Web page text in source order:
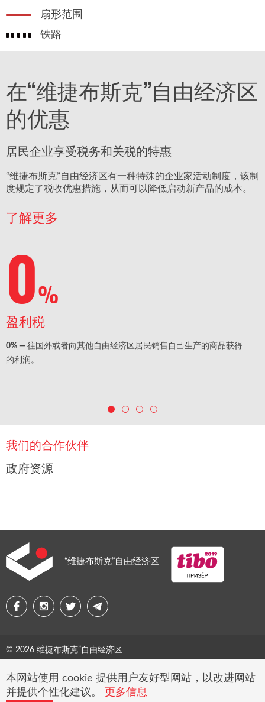
扇形范围
铁路
在“维捷布斯克”自由经济区
的优惠
居民企业享受税务和关税的特惠
“维捷布斯克”自由经济区有一种特殊的企业家活动制度，该制
度规定了税收优惠措施，从而可以降低启动新产品的成本。
了解更多
0%
盈利税
0% — 往国外或者向其他自由经济区居民销售自己生产的商品获得
的利润。
我们的合作伙伴
政府资源
“维捷布斯克”自由经济区
© 2026 维捷布斯克”自由经济区
选择 cookie 设置
本网站使用 cookie 提供用户友好型网站，以改进网站
并提供个性化建议。
更多信息